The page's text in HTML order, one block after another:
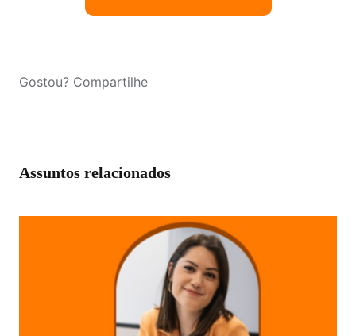
Gostou? Compartilhe
Assuntos relacionados